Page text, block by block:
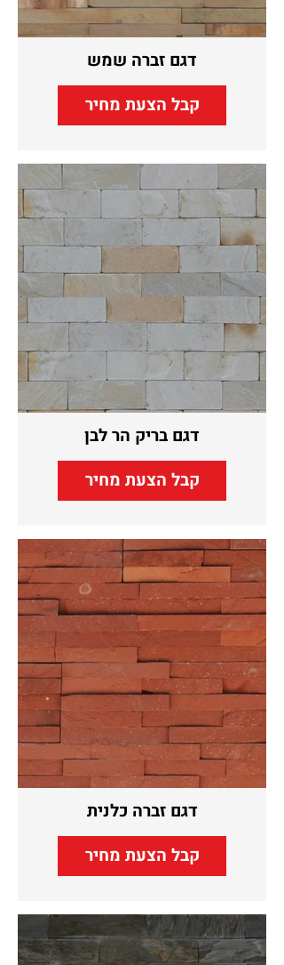
דגם זברה שמש
קבל הצעת מחיר
דגם בריק הר לבן
קבל הצעת מחיר
דגם זברה כלנית
קבל הצעת מחיר